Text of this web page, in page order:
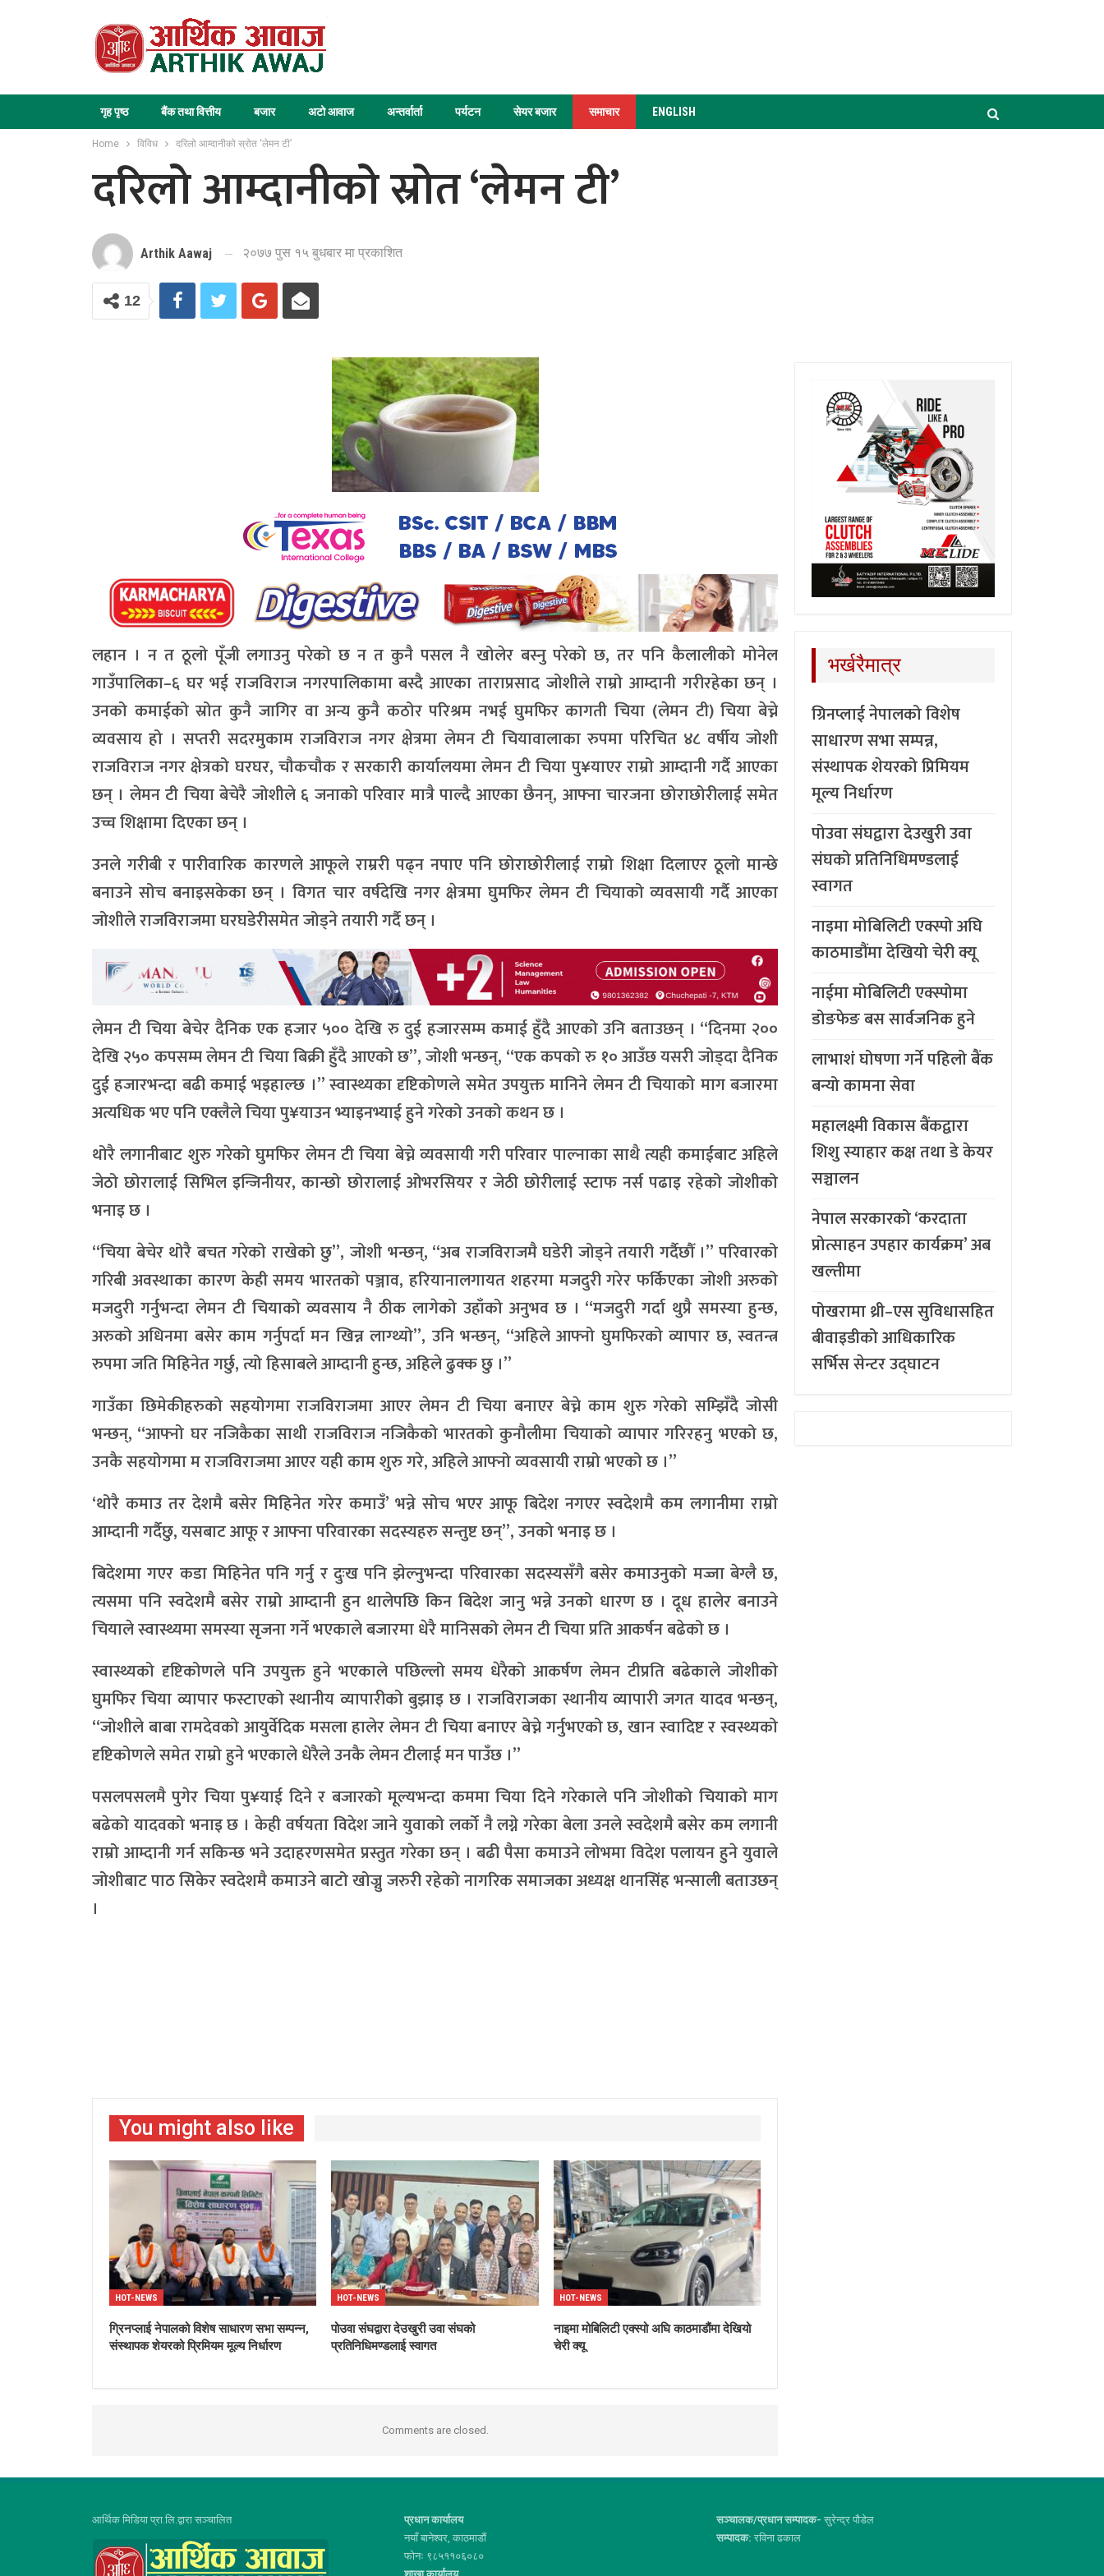
गृह पृष्ठ बैंक तथा वित्तीय बजार अटो आवाज अन्तर्वार्ता पर्यटन सेयर बजार समाचार ENGLISH
Home विविध दरिलो आम्दानीको स्रोत ‘लेमन टी’
दरिलो आम्दानीको स्रोत ‘लेमन टी’
Arthik Aawaj २०७७ पुस १५ बुधबार मा प्रकाशित
12
लहान । न त ठूलो पूँजी लगाउनु परेको छ न त कुनै पसल नै खोलेर बस्नु परेको छ, तर पनि कैलालीको मोनेल
गाउँपालिका–६ घर भई राजविराज नगरपालिकामा बस्दै आएका ताराप्रसाद जोशीले राम्रो आम्दानी गरीरहेका छन् ।
उनको कमाईको स्रोत कुनै जागिर वा अन्य कुनै कठोर परिश्रम नभई घुमफिर कागती चिया (लेमन टी) चिया बेच्ने
व्यवसाय हो । सप्तरी सदरमुकाम राजविराज नगर क्षेत्रमा लेमन टी चियावालाका रुपमा परिचित ४८ वर्षीय जोशी
राजविराज नगर क्षेत्रको घरघर, चौकचौक र सरकारी कार्यालयमा लेमन टी चिया पु¥याएर राम्रो आम्दानी गर्दै आएका
छन् । लेमन टी चिया बेचेरै जोशीले ६ जनाको परिवार मात्रै पाल्दै आएका छैनन्, आफ्ना चारजना छोराछोरीलाई समेत
उच्च शिक्षामा दिएका छन् ।
उनले गरीबी र पारीवारिक कारणले आफूले राम्ररी पढ्न नपाए पनि छोराछोरीलाई राम्रो शिक्षा दिलाएर ठूलो मान्छे
बनाउने सोच बनाइसकेका छन् । विगत चार वर्षदेखि नगर क्षेत्रमा घुमफिर लेमन टी चियाको व्यवसायी गर्दै आएका
जोशीले राजविराजमा घरघडेरीसमेत जोड्ने तयारी गर्दै छन् ।
लेमन टी चिया बेचेर दैनिक एक हजार ५०० देखि रु दुई हजारसम्म कमाई हुँदै आएको उनि बताउछन् । “दिनमा २००
देखि २५० कपसम्म लेमन टी चिया बिक्री हुँदै आएको छ”, जोशी भन्छन्, “एक कपको रु १० आउँछ यसरी जोड्दा दैनिक
दुई हजारभन्दा बढी कमाई भइहाल्छ ।” स्वास्थ्यका दृष्टिकोणले समेत उपयुक्त मानिने लेमन टी चियाको माग बजारमा
अत्यधिक भए पनि एक्लैले चिया पु¥याउन भ्याइनभ्याई हुने गरेको उनको कथन छ ।
थोरै लगानीबाट शुरु गरेको घुमफिर लेमन टी चिया बेच्ने व्यवसायी गरी परिवार पाल्नाका साथै त्यही कमाईबाट अहिले
जेठो छोरालाई सिभिल इन्जिनीयर, कान्छो छोरालाई ओभरसियर र जेठी छोरीलाई स्टाफ नर्स पढाइ रहेको जोशीको
भनाइ छ ।
“चिया बेचेर थोरै बचत गरेको राखेको छु”, जोशी भन्छन्, “अब राजविराजमै घडेरी जोड्ने तयारी गर्दैछौँ ।” परिवारको
गरिबी अवस्थाका कारण केही समय भारतको पञ्जाव, हरियानालगायत शहरमा मजदुरी गरेर फर्किएका जोशी अरुको
मजदुरी गर्नुभन्दा लेमन टी चियाको व्यवसाय नै ठीक लागेको उहाँको अनुभव छ । ‘‘मजदुरी गर्दा थुप्रै समस्या हुन्छ,
अरुको अधिनमा बसेर काम गर्नुपर्दा मन खिन्न लाग्थ्यो”, उनि भन्छन्, ‘‘अहिले आफ्नो घुमफिरको व्यापार छ, स्वतन्त्र
रुपमा जति मिहिनेत गर्छु, त्यो हिसाबले आम्दानी हुन्छ, अहिले ढुक्क छु ।”
गाउँका छिमेकीहरुको सहयोगमा राजविराजमा आएर लेमन टी चिया बनाएर बेच्ने काम शुरु गरेको सम्झिँदै जोसी
भन्छन्, ‘‘आफ्नो घर नजिकैका साथी राजविराज नजिकैको भारतको कुनौलीमा चियाको व्यापार गरिरहनु भएको छ,
उनकै सहयोगमा म राजविराजमा आएर यही काम शुरु गरे, अहिले आफ्नो व्यवसायी राम्रो भएको छ ।”
‘थोरै कमाउ तर देशमै बसेर मिहिनेत गरेर कमाउँ’ भन्ने सोच भएर आफू बिदेश नगएर स्वदेशमै कम लगानीमा राम्रो
आम्दानी गर्दैछु, यसबाट आफू र आफ्ना परिवारका सदस्यहरु सन्तुष्ट छन्”, उनको भनाइ छ ।
बिदेशमा गएर कडा मिहिनेत पनि गर्नु र दुःख पनि झेल्नुभन्दा परिवारका सदस्यसँगै बसेर कमाउनुको मज्जा बेग्लै छ,
त्यसमा पनि स्वदेशमै बसेर राम्रो आम्दानी हुन थालेपछि किन बिदेश जानु भन्ने उनको धारण छ । दूध हालेर बनाउने
चियाले स्वास्थ्यमा समस्या सृजना गर्ने भएकाले बजारमा धेरै मानिसको लेमन टी चिया प्रति आकर्षन बढेको छ ।
स्वास्थ्यको दृष्टिकोणले पनि उपयुक्त हुने भएकाले पछिल्लो समय धेरैको आकर्षण लेमन टीप्रति बढेकाले जोशीको
घुमफिर चिया व्यापार फस्टाएको स्थानीय व्यापारीको बुझाइ छ । राजविराजका स्थानीय व्यापारी जगत यादव भन्छन्,
“जोशीले बाबा रामदेवको आयुर्वेदिक मसला हालेर लेमन टी चिया बनाएर बेच्ने गर्नुभएको छ, खान स्वादिष्ट र स्वस्थ्यको
दृष्टिकोणले समेत राम्रो हुने भएकाले धेरैले उनकै लेमन टीलाई मन पाउँछ ।”
पसलपसलमै पुगेर चिया पु¥याई दिने र बजारको मूल्यभन्दा कममा चिया दिने गरेकाले पनि जोशीको चियाको माग
बढेको यादवको भनाइ छ । केही वर्षयता विदेश जाने युवाको लर्को नै लग्ने गरेका बेला उनले स्वदेशमै बसेर कम लगानी
राम्रो आम्दानी गर्न सकिन्छ भने उदाहरणसमेत प्रस्तुत गरेका छन् । बढी पैसा कमाउने लोभमा विदेश पलायन हुने युवाले
जोशीबाट पाठ सिकेर स्वदेशमै कमाउने बाटो खोज्नु जरुरी रहेको नागरिक समाजका अध्यक्ष थानसिंह भन्साली बताउछन्
।
You might also like
HOT-NEWS
ग्रिनप्लाई नेपालको विशेष साधारण सभा सम्पन्न,
संस्थापक शेयरको प्रिमियम मूल्य निर्धारण
HOT-NEWS
पोउवा संघद्वारा देउखुरी उवा संघको
प्रतिनिधिमण्डलाई स्वागत
HOT-NEWS
नाइमा मोबिलिटी एक्स्पो अघि काठमाडौंमा देखियो
चेरी क्यू
Comments are closed.
भर्खरैमात्र
ग्रिनप्लाई नेपालको विशेष
साधारण सभा सम्पन्न,
संस्थापक शेयरको प्रिमियम
मूल्य निर्धारण
पोउवा संघद्वारा देउखुरी उवा
संघको प्रतिनिधिमण्डलाई
स्वागत
नाइमा मोबिलिटी एक्स्पो अघि
काठमाडौंमा देखियो चेरी क्यू
नाईमा मोबिलिटी एक्स्पोमा
डोङफेङ बस सार्वजनिक हुने
लाभाशं घोषणा गर्ने पहिलो बैंक
बन्यो कामना सेवा
महालक्ष्मी विकास बैंकद्वारा
शिशु स्याहार कक्ष तथा डे केयर
सञ्चालन
नेपाल सरकारको ‘करदाता
प्रोत्साहन उपहार कार्यक्रम’ अब
खल्तीमा
पोखरामा थ्री–एस सुविधासहित
बीवाइडीको आधिकारिक
सर्भिस सेन्टर उद्घाटन
आर्थिक मिडिया प्रा.लि.द्वारा सञ्चालित
प्रधान कार्यालय
नयाँ बानेश्वर, काठमाडौं
फोनः ९८५११०६०८०
सञ्चालक/प्रधान सम्पादक- सुरेन्द्र पौडेल
सम्पादक: रविना ढकाल